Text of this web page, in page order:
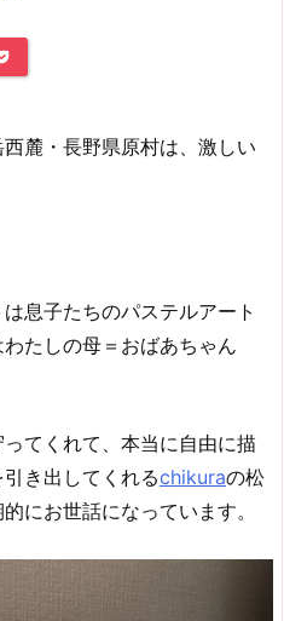
麓・長野県原村は、激しい
息子たちのパステルアート
たしの母＝おばあちゃん
てくれて、本当に自由に描
き出してくれるchikuraの松
にお世話になっています。